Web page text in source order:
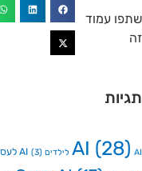
עמוד
AI
(3) AI לעסקים (4)